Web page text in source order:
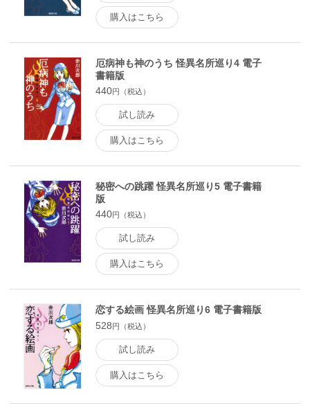
購入はこちら
厄病神も神のうち 怪異名所巡り4 電子
書籍版
440円（税込）
試し読み
購入はこちら
秘密への跳躍 怪異名所巡り5 電子書籍
版
440円（税込）
試し読み
購入はこちら
恋する絵画 怪異名所巡り6 電子書籍版
528円（税込）
試し読み
購入はこちら